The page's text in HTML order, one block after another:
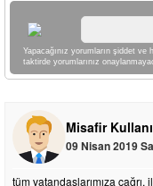
Yapacağınız yorumların şiddet
taktirde yorumlarınız
Misafir
09 Nisan 2019
tüm vatandaşlarımıza